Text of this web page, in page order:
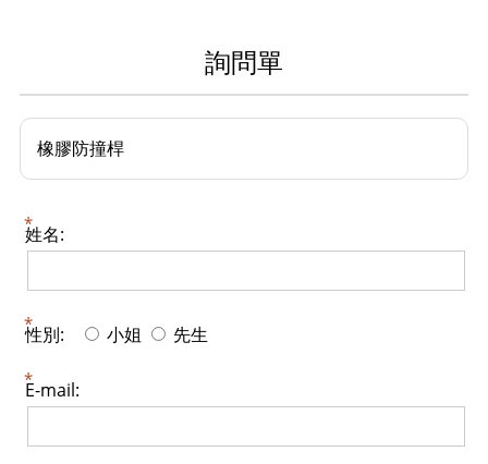
詢問單
橡膠防撞桿
姓名:
性別: 小姐 先生
E-mail: